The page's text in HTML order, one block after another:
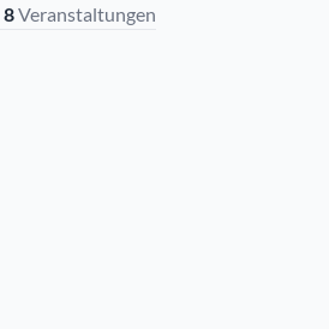
8Veranstaltungen